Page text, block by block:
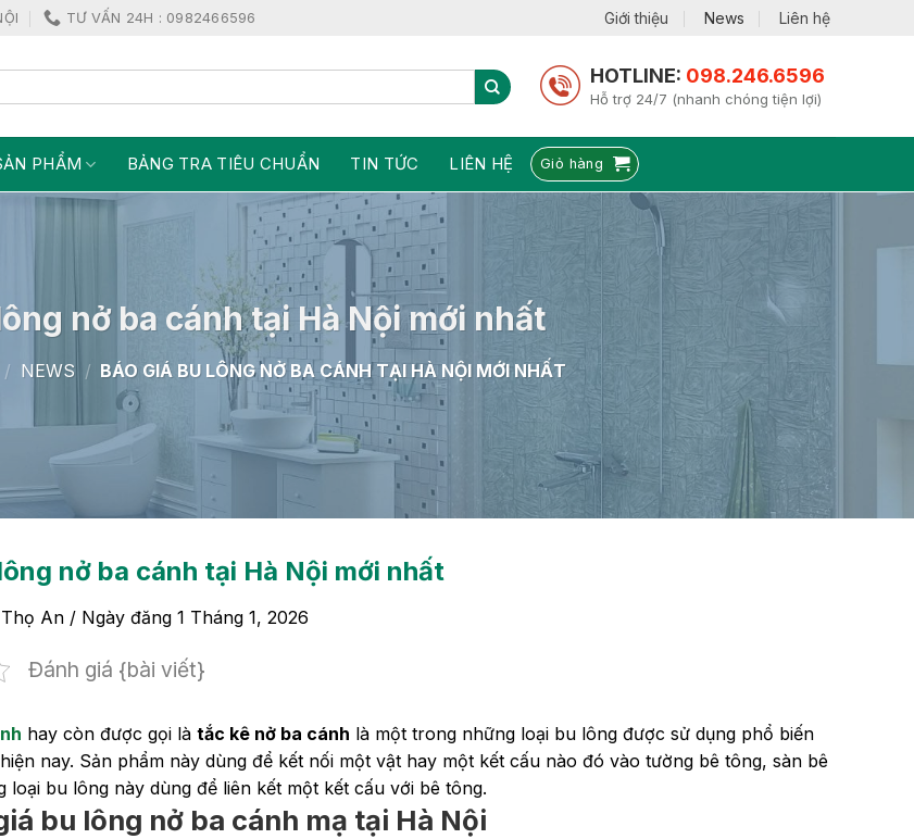
TƯ VẤN 24H : 0982466596 Giới thiệu News Liên hệ
HOTLINE: 098.246.6596
Hỗ trợ 24/7 (nhanh chóng tiện lợi)
PHẨM BẢNG TRA TIÊU CHUẨN TIN TỨC LIÊN HỆ Giỏ hàng
nở ba cánh tại Hà Nội mới nhất
/ NEWS / BÁO GIÁ BU LÔNG NỞ BA CÁNH TẠI HÀ NỘI MỚI NHẤT
nở ba cánh tại Hà Nội mới nhất
An / Ngày đăng 1 Tháng 1, 2026
Đánh giá {bài viết}
hay còn được gọi là tắc kê nở ba cánh là một trong những loại bu lông được sử dụng phổ biến
nay. Sản phẩm này dùng để kết nối một vật hay một kết cấu nào đó vào tường bê tông, sàn bê
bu lông này dùng để liên kết một kết cấu với bê tông.
bu lông nở ba cánh mạ tại Hà Nội